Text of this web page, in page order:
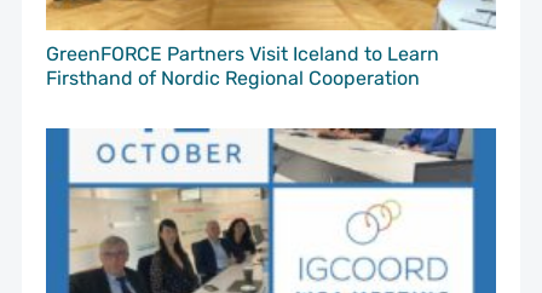
GreenFORCE Partners Visit Iceland to Learn
Firsthand of Nordic Regional Cooperation